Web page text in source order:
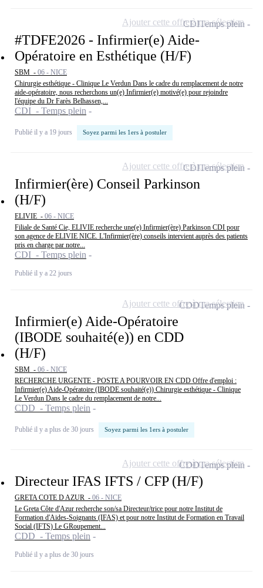
#TDFE2026 - Infirmier(e) Aide-
Opératoire en Esthétique (H/F)
SBM - 06 - NICE
Chirurgie esthétique - Clinique Le Verdun Dans le cadre du remplacement de notre
aide-opératoire, nous recherchons un(e) Infirmier(e) motivé(e) pour rejoindre
l'équipe du Dr Farès Belhassen,...
CDI - Temps plein
Publié il y a 19 jours Soyez parmi les 1ers à postuler
CDITemps plein
Ajouter cette offre à ma sélection
Infirmier(ère) Conseil Parkinson
(H/F)
ELIVIE - 06 - NICE
Filiale de Santé Cie, ELIVIE recherche une(e) Infirmier(ère) Parkinson CDI pour
son agence de ELIVIE NICE. L'Infirmier(ère) conseils intervient auprès des patients
pris en charge par notre...
CDI - Temps plein
Publié il y a 22 jours
CDITemps plein
Ajouter cette offre à ma sélection
Infirmier(e) Aide-Opératoire
(IBODE souhaité(e)) en CDD
(H/F)
SBM - 06 - NICE
RECHERCHE URGENTE - POSTE A POURVOIR EN CDD Offre d'emploi :
Infirmier(e) Aide-Opératoire (IBODE souhaité(e)) Chirurgie esthétique - Clinique
Le Verdun Dans le cadre du remplacement de notre...
CDD - Temps plein
Publié il y a plus de 30 jours Soyez parmi les 1ers à postuler
CDDTemps plein
Ajouter cette offre à ma sélection
Directeur IFAS IFTS / CFP (H/F)
GRETA COTE D AZUR - 06 - NICE
Le Greta Côte d'Azur recherche son/sa Directeur/trice pour notre Institut de
Formation d'Aides-Soignants (IFAS) et pour notre Institut de Formation en Travail
Social (IFTS) Le GRoupement...
CDD - Temps plein
Publié il y a plus de 30 jours
CDDTemps plein
Ajouter cette offre à ma sélection